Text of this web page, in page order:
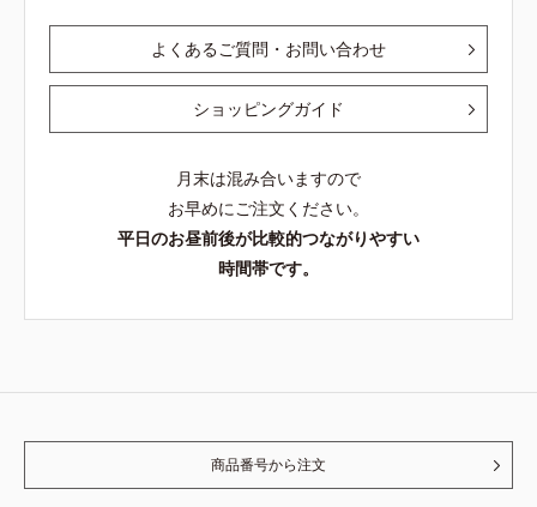
よくあるご質問・お問い合わせ
ショッピングガイド
月末は混み合いますので
お早めにご注文ください。
平日のお昼前後が比較的つながりやすい
時間帯です。
商品番号から注文